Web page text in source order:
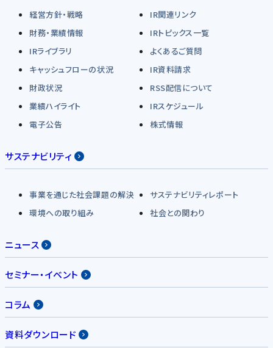
経営方針・戦略
IR関連リンク
財務・業績情報
IRトピックス一覧
IRライブラリ
よくあるご質問
キャッシュフローの状況
IR資料請求
財政状況
RSS配信について
業績ハイライト
IRスケジュール
電子公告
株式情報
サステナビリティ
事業を通じた社会課題の解決
サステナビリティレポート
環境への取り組み
社会との関わり
ニュース
セミナー・イベント
コラム
資料ダウンロード